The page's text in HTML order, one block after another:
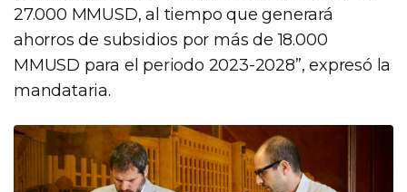
27.000 MMUSD, al tiempo que generará
ahorros de subsidios por más de 18.000
MMUSD para el periodo 2023-2028”, expresó la
mandataria.